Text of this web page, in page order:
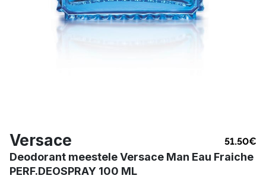
Versace 51.50€
Deodorant meestele Versace Man Eau Fraiche
PERF.DEOSPRAY 100 ML